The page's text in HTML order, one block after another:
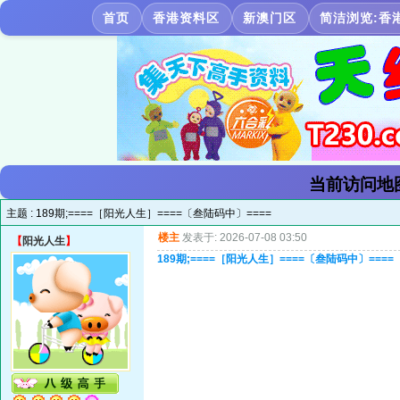
首页 香港资料区 新澳门区 简洁浏览:香
当前访问地
主题 : 189期;====［阳光人生］====〔叁陆码中〕====
【 阳光人生】 楼主 发表于: 2026-07-08 03:50
189期;====［阳光人生］====〔叁陆码中〕====